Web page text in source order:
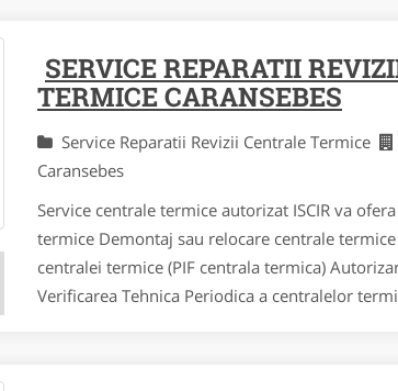
SERVICE REPARATII
TERMICE CARANSEBES
Service Reparatii Revizii Centrale Termice
Caransebes
Service centrale termice autorizat ISCIR va
termice Demontaj sau relocare centrale
centralei termice (PIF centrala termica)
Verificarea Tehnica Periodica a centralelor